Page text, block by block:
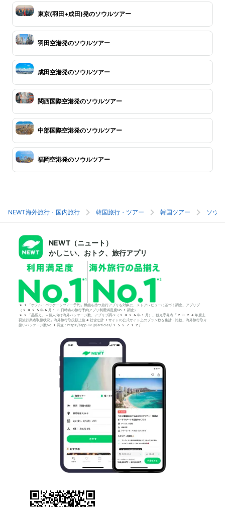
東京(羽田+成田)発のソウルツアー
羽田空港発のソウルツアー
成田空港発のソウルツアー
関西国際空港発のソウルツアー
中部国際空港発のソウルツアー
福岡空港発のソウルツアー
NEWT海外旅行・国内旅行 韓国旅行・ツアー 韓国ツアー ソウ
NEWT（ニュート）
かしこい、おトク、旅行アプリ
*1「ホテル・パッケージツアー予約」機能を持つ旅行アプリを対象に、ストアレビューに基づく調査。アプリブ
（2025年6月18日時点の旅行予約アプリ利用満足度No.1調査）
*2「品揃え」＝個人向け海外パッケージ数。アプリブ調べ（2026年1月）。観光庁発表「2024年度主
要旅行業者取扱状況」海外旅行取扱額上位4社含む計7サイトの公式サイト上のプラン数を集計・比較。海外旅行取り
扱いパッケージ数No.1調査：https://app-liv.jp/articles/155712/